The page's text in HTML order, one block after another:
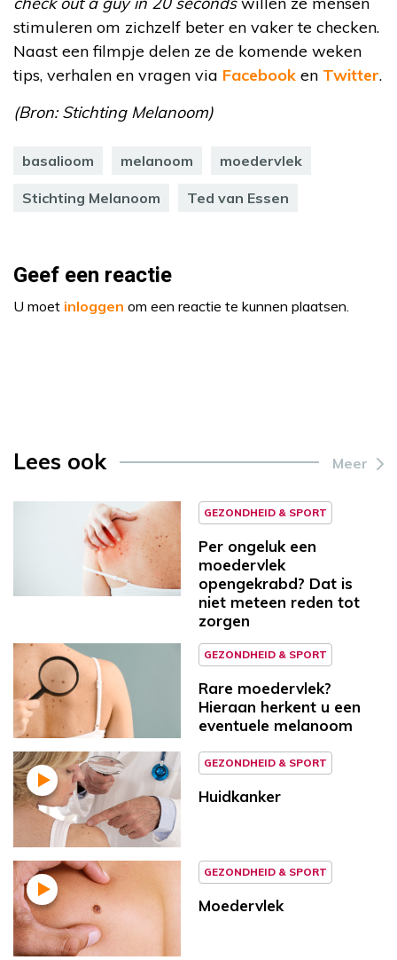
stimuleren om zichzelf beter en vaker te checken.
Naast een filmpje delen ze de komende weken
tips, verhalen en vragen via Facebook en Twitter.
(Bron: Stichting Melanoom)
basalioom melanoom moedervlek
Stichting Melanoom Ted van Essen
Geef een reactie
U moet inloggen om een reactie te kunnen plaatsen.
Lees ook Meer
GEZONDHEID & SPORT
Per ongeluk een
moedervlek
opengekrabd? Dat is
niet meteen reden tot
zorgen
GEZONDHEID & SPORT
Rare moedervlek?
Hieraan herkent u een
eventuele melanoom
GEZONDHEID & SPORT
Huidkanker
GEZONDHEID & SPORT
Moedervlek